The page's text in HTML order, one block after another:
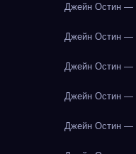
Джейн Остин —
Джейн Остин —
Джейн Остин —
Джейн Остин —
Джейн Остин —